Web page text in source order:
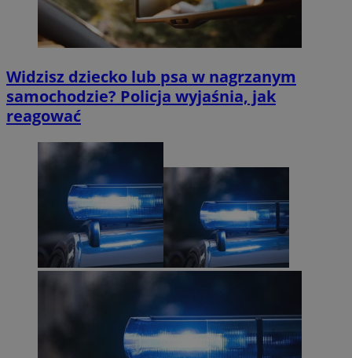
Widzisz dziecko lub psa w nagrzanym
samochodzie? Policja wyjaśnia, jak
reagować